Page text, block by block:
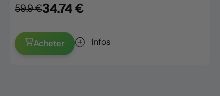
59.9 €34.74 €
Acheter Infos